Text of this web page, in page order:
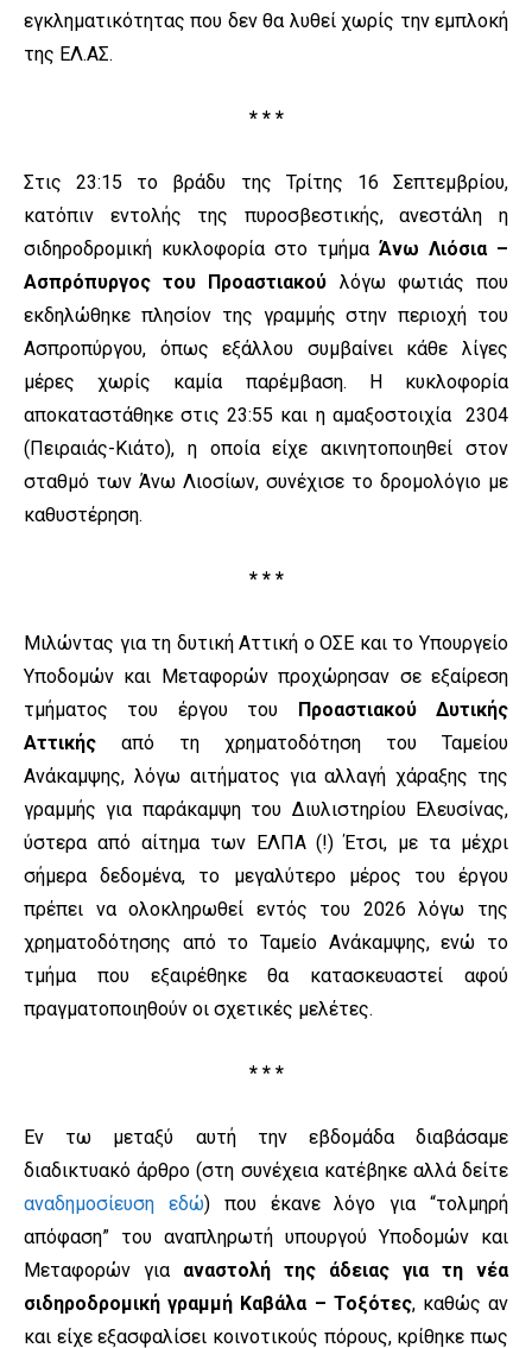
εγκληματικότητας που δεν θα λυθεί χωρίς την εμπλοκή
της ΕΛ.ΑΣ.
* * *
Στις 23:15 το βράδυ της Τρίτης 16 Σεπτεμβρίου,
κατόπιν εντολής της πυροσβεστικής, ανεστάλη η
σιδηροδρομική κυκλοφορία στο τμήμα Άνω Λιόσια –
Ασπρόπυργος του Προαστιακού λόγω φωτιάς που
εκδηλώθηκε πλησίον της γραμμής στην περιοχή του
Ασπροπύργου, όπως εξάλλου συμβαίνει κάθε λίγες
μέρες χωρίς καμία παρέμβαση. Η κυκλοφορία
αποκαταστάθηκε στις 23:55 και η αμαξοστοιχία 2304
(Πειραιάς-Κιάτο), η οποία είχε ακινητοποιηθεί στον
σταθμό των Άνω Λιοσίων, συνέχισε το δρομολόγιο με
καθυστέρηση.
* * *
Μιλώντας για τη δυτική Αττική ο ΟΣΕ και το Υπουργείο
Υποδομών και Μεταφορών προχώρησαν σε εξαίρεση
τμήματος του έργου του Προαστιακού Δυτικής
Αττικής από τη χρηματοδότηση του Ταμείου
Ανάκαμψης, λόγω αιτήματος για αλλαγή χάραξης της
γραμμής για παράκαμψη του Διυλιστηρίου Ελευσίνας,
ύστερα από αίτημα των ΕΛΠΑ (!) Έτσι, με τα μέχρι
σήμερα δεδομένα, το μεγαλύτερο μέρος του έργου
πρέπει να ολοκληρωθεί εντός του 2026 λόγω της
χρηματοδότησης από το Ταμείο Ανάκαμψης, ενώ το
τμήμα που εξαιρέθηκε θα κατασκευαστεί αφού
πραγματοποιηθούν οι σχετικές μελέτες.
* * *
Εν τω μεταξύ αυτή την εβδομάδα διαβάσαμε
διαδικτυακό άρθρο (στη συνέχεια κατέβηκε αλλά δείτε
αναδημοσίευση εδώ) που έκανε λόγο για “τολμηρή
απόφαση” του αναπληρωτή υπουργού Υποδομών και
Μεταφορών για αναστολή της άδειας για τη νέα
σιδηροδρομική γραμμή Καβάλα – Τοξότες, καθώς αν
και είχε εξασφαλίσει κοινοτικούς πόρους, κρίθηκε πως